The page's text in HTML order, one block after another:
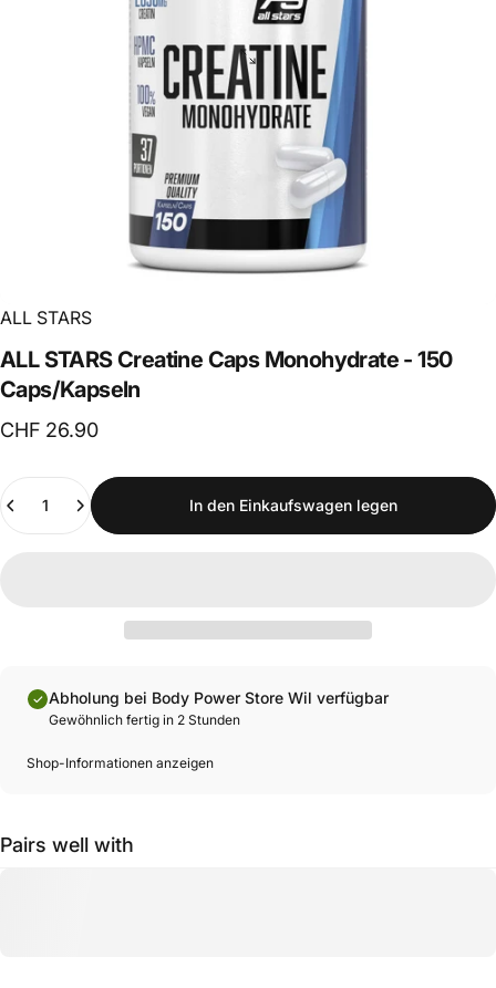
ALL STARS
ALLSTARSCreatine Caps Monohydrate - 150
Caps/Kapseln
CHF 26.90
Anzahl
In den Einkaufswagen legen
Abholung bei Body Power Store Wil verfügbar
Gewöhnlich fertig in 2 Stunden
Shop-Informationen anzeigen
Pairs well with